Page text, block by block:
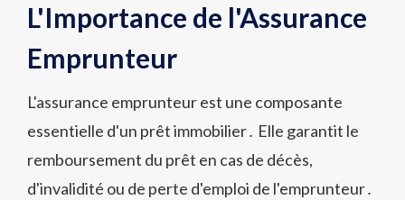
L'Importance de l'Assurance
Emprunteur
L'assurance emprunteur est une composante
essentielle d'un prêt immobilier․ Elle garantit le
remboursement du prêt en cas de décès,
d'invalidité ou de perte d'emploi de l'emprunteur․